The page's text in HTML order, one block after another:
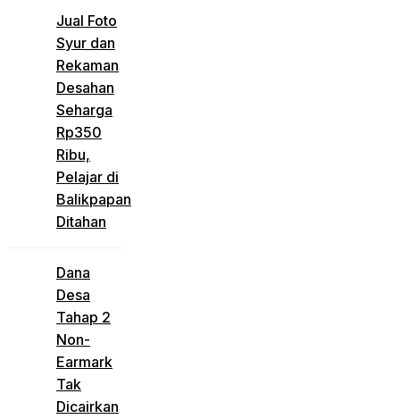
Jual Foto
Syur dan
Rekaman
Desahan
Seharga
Rp350
Ribu,
Pelajar di
Balikpapan
Ditahan
Dana
Desa
Tahap 2
Non-
Earmark
Tak
Dicairkan